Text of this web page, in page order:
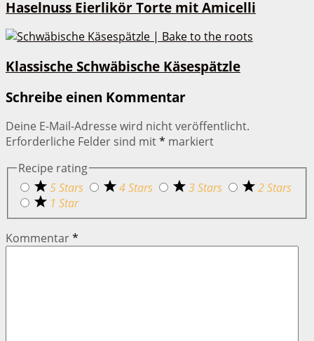
Haselnuss Eierlikör Torte mit Amicelli
Klassische Schwäbische Käsespätzle
Schreibe einen Kommentar
Deine E-Mail-Adresse wird nicht veröffentlicht.
Erforderliche Felder sind mit* markiert
Recipe rating
5 Stars
4 Stars 3 Stars
2 Stars
1 Star
Kommentar*